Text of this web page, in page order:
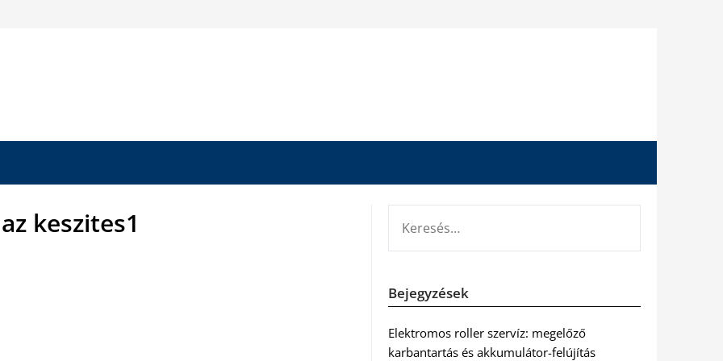
keszites1
Bejegyzések
Elektromos roller szervíz: megelőző
karbantartás és akkumulátor-felújítás